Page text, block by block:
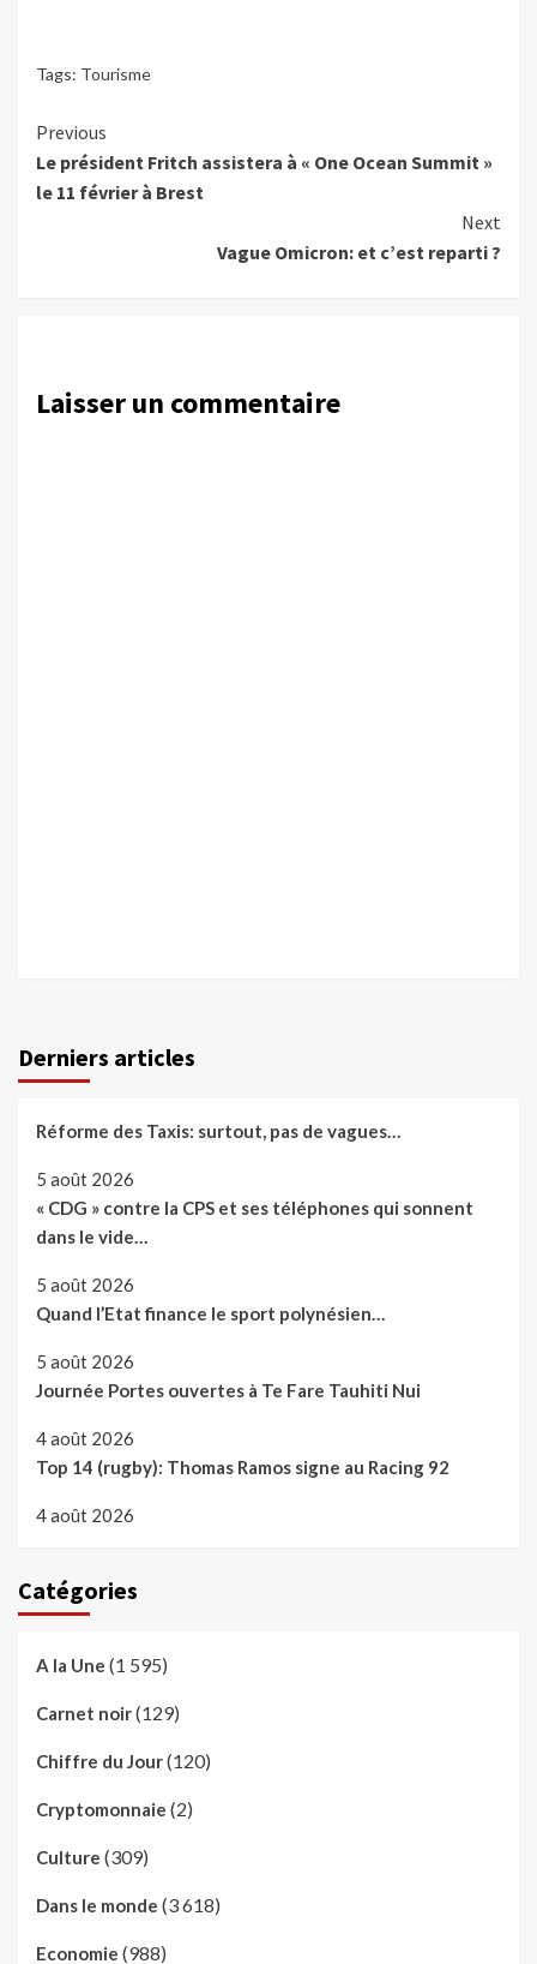
Tags: Tourisme
Continue
Reading
Previous
Le président Fritch assistera à « One Ocean Summit »
le 11 février à Brest
Next
Vague Omicron: et c’est reparti ?
Laisser un commentaire
Derniers articles
Réforme des Taxis: surtout, pas de vagues…
5 août 2026
« CDG » contre la CPS et ses téléphones qui sonnent
dans le vide…
5 août 2026
Quand l’Etat finance le sport polynésien…
5 août 2026
Journée Portes ouvertes à Te Fare Tauhiti Nui
4 août 2026
Top 14 (rugby): Thomas Ramos signe au Racing 92
4 août 2026
Catégories
A la Une (1 595)
Carnet noir(129)
Chiffre du Jour(120)
Cryptomonnaie (2)
Culture (309)
Dans le monde (3 618)
Economie (988)